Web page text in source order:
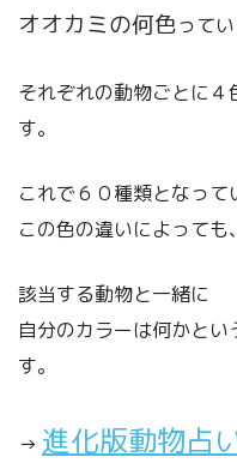
オオカミの何色って
それぞれの動物ごとに
す。
これで６０種類となって
この色の違いによっても
該当する動物と一緒に
自分のカラーは何かと
す。
→ 進化版動物占